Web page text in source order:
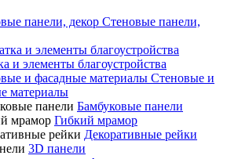
Стеновые панели,
и элементы благоустройства
Стеновые и
материалы
Бамбуковые панели
Гибкий мрамор
Декоративные рейки
3D панели